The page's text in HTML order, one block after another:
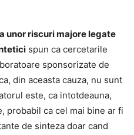
unor riscuri majore legate
spun ca cercetarile
sponsorizate de
din aceasta cauza, nu sunt
este, ca intotdeauna,
probabil ca cel mai bine ar fi
de sinteza doar cand